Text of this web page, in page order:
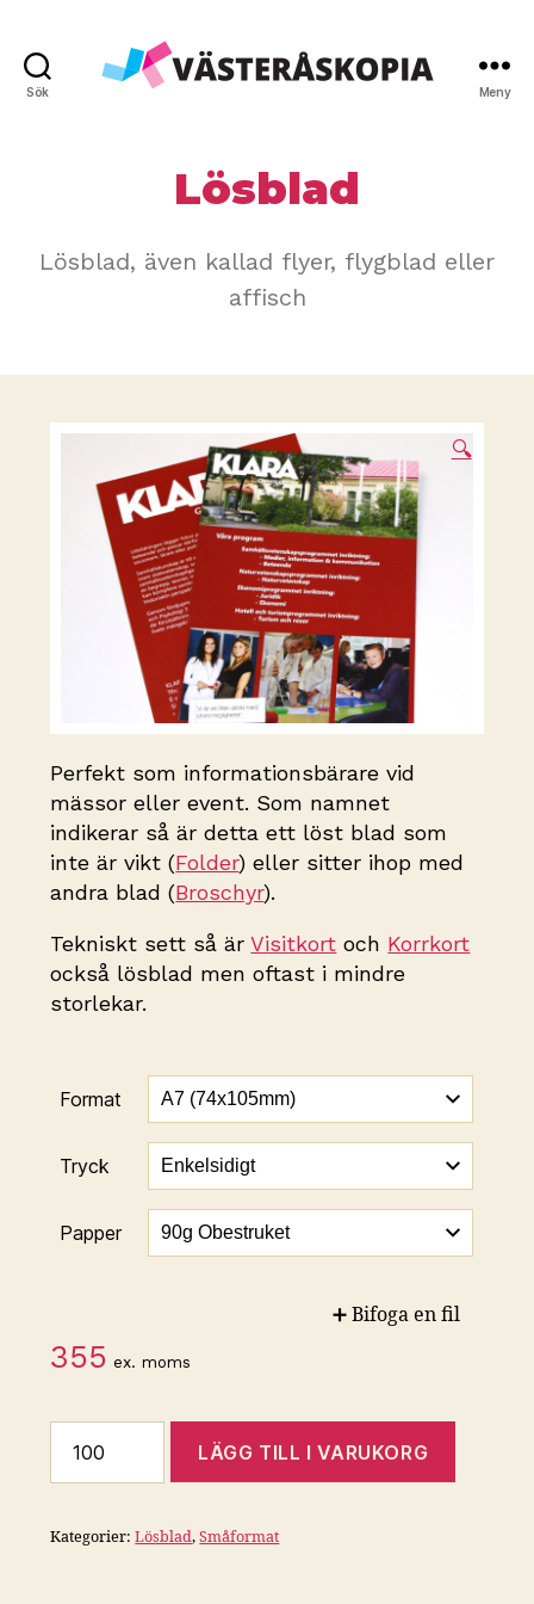
Sök Meny
Lösblad
Lösblad, även kallad flyer, flygblad eller
affisch
🔍
Perfekt som informationsbärare vid
mässor eller event. Som namnet
indikerar så är detta ett löst blad som
inte är vikt (Folder) eller sitter ihop med
andra blad (Broschyr).
Tekniskt sett så ärVisitkort och Korrkort
också lösblad men oftast i mindre
storlekar.
Format
Tryck
Papper
➕ Bifoga en fil
355 ex. moms
mängd
LÄGG TILL I VARUKORG
Kategorier:Lösblad,Småformat